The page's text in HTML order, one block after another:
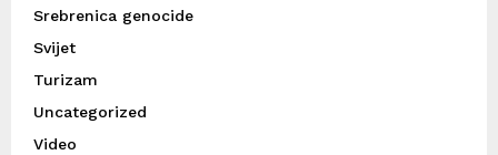
Srebrenica genocide
Svijet
Turizam
Uncategorized
Video